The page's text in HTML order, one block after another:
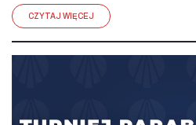
CZYTAJ WIĘCEJ